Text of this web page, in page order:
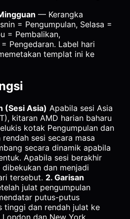
— Kerangka
= Pengumpulan, Selasa =
= Pembalikan,
Pengedaran. Label hari
templat ini ke
(Sesi Asia) Apabila sesi Asia
kitaran AMD harian baharu
kotak Pengumpulan dan
sesi secara masa
secara dinamik apabila
Apabila sesi berakhir
dan menjadi
tersebut. 2. Garisan
julat pengumpulan
putus-putus
tinggi dan rendah julat ke
dan New York.